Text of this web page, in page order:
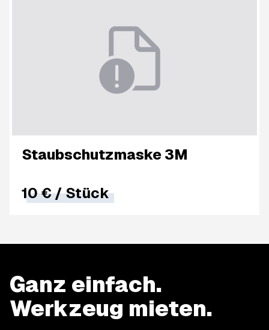
Staubschutzmaske 3M
10 €/Stück
Ganz einfach.
Werkzeug mieten.